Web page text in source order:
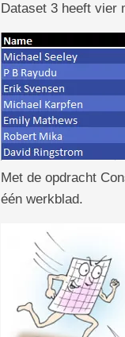
Dataset 3 heeft vier
Met de opdracht
één werkblad.